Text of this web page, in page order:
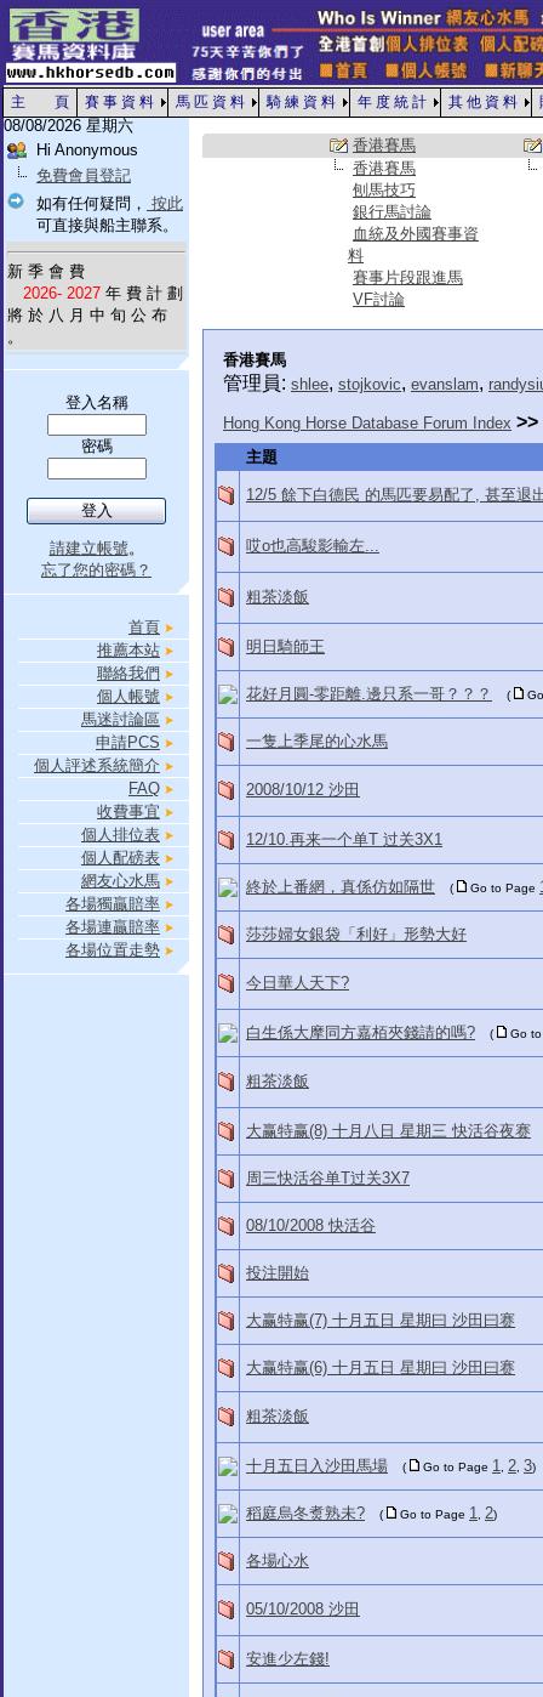
主 頁 賽 事 資 料 馬 匹 資 料 騎 練 資 料 年 度 統 計 其 他 資 料
08/08/2026 星期六
Hi Anonymous
免費會員登記
如有任何疑問， 按此
可直接與船主聯系。
新 季 會 費
2026- 2027 年 費 計 劃
將 於 八 月 中 旬 公 布
。
登入名稱
密碼
請建立帳號。
忘了您的密碼？
首頁
推薦本站
聯絡我們
個人帳號
馬迷討論區
申請PCS
個人評述系統簡介
FAQ
收費事宜
個人排位表
個人配磅表
網友心水馬
各場獨贏賠率
各場連贏賠率
各場位置走勢
香港賽馬
香港賽馬
刨馬技巧
銀行馬討論
血統及外國賽事資
料
賽事片段跟進馬
VF討論
香港賽馬
管理員: shlee, stojkovic, evanslam,
Hong Kong Horse Database Forum Index >>
主題
12/5 餘下白德民 的馬匹要易配了, 甚至退
哎o也高駿影輸左...
粗茶淡飯
明日騎師王
花好月圓-零距離.邊只系一哥？？？ (
一隻上季尾的心水馬
2008/10/12 沙田
12/10.再来一个单T 过关3X1
終於上番網，真係仿如隔世 ( Go to Page
莎莎婦女銀袋「利好」形勢大好
今日華人天下?
白生係大摩同方嘉栢夾錢請的嗎? ( Go
粗茶淡飯
大赢特赢(8) 十月八日 星期三 快活谷夜赛
周三快活谷单T过关3X7
08/10/2008 快活谷
投注開始
大赢特赢(7) 十月五日 星期曰 沙田曰赛
大赢特赢(6) 十月五日 星期曰 沙田曰赛
粗茶淡飯
十月五日入沙田馬場 ( Go to Page 1 2 3)
稻庭烏冬煑熟未? ( Go to Page 1 2)
各場心水
05/10/2008 沙田
安進少左錢!